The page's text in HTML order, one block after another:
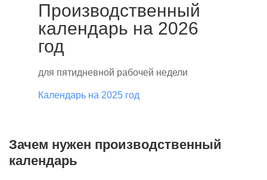
Производственный
календарь на 2026
год
для пятидневной рабочей недели
Календарь на 2025 год
Зачем нужен производственный
календарь